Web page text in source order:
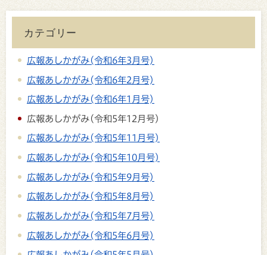
カテゴリー
広報あしかがみ(令和6年3月号)
広報あしかがみ(令和6年2月号)
広報あしかがみ(令和6年1月号)
広報あしかがみ(令和5年12月号)
広報あしかがみ(令和5年11月号)
広報あしかがみ(令和5年10月号)
広報あしかがみ(令和5年9月号)
広報あしかがみ(令和5年8月号)
広報あしかがみ(令和5年7月号)
広報あしかがみ(令和5年6月号)